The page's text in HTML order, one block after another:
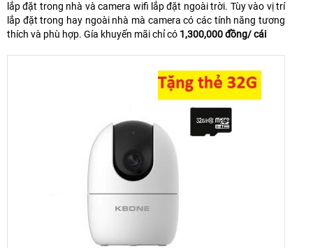
lắp đặt trong nhà và camera wifi lắp đặt ngoài trời. Tùy vào vị trí
lắp đặt trong hay ngoài nhà mà camera có các tính năng tương
thích và phù hợp. Gía khuyến mãi chỉ có 1,300,000 đồng/ cái